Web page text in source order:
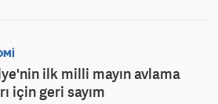
ilk milli mayın avlama
için geri sayım